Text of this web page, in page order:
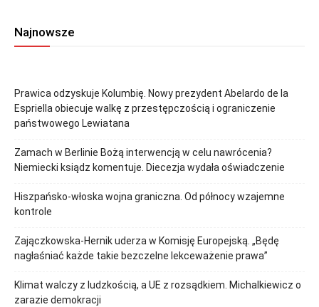
Najnowsze
Prawica odzyskuje Kolumbię. Nowy prezydent Abelardo de la
Espriella obiecuje walkę z przestępczością i ograniczenie
państwowego Lewiatana
Zamach w Berlinie Bożą interwencją w celu nawrócenia?
Niemiecki ksiądz komentuje. Diecezja wydała oświadczenie
Hiszpańsko-włoska wojna graniczna. Od północy wzajemne
kontrole
Zajączkowska-Hernik uderza w Komisję Europejską. „Będę
nagłaśniać każde takie bezczelne lekceważenie prawa”
Klimat walczy z ludzkością, a UE z rozsądkiem. Michalkiewicz o
zarazie demokracji